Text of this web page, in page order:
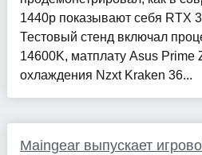
1440р показывают себя RTX
Тестовый стенд включал
14600K, матплату Asus Prime
охлаждения Nzxt Kraken 36...
Maingear выпускает